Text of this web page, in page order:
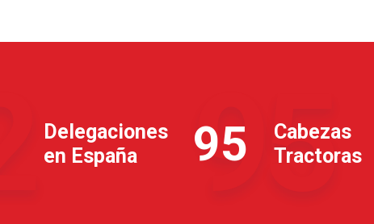
Delegaciones
en España
95
95
Cabezas
Tractoras